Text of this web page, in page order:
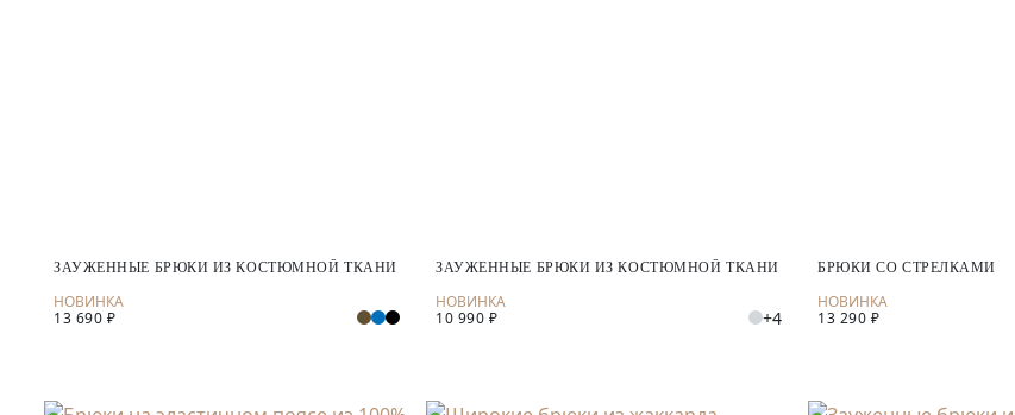
ЗАУЖЕННЫЕ БРЮКИ ИЗ КОСТЮМНОЙ ТКАНИ
13 690 ₽
ЗАУЖЕННЫЕ БРЮКИ ИЗ КОСТЮМНОЙ ТКАНИ
10 990 ₽ +4
БРЮКИ СО СТРЕЛКАМИ
13 290 ₽